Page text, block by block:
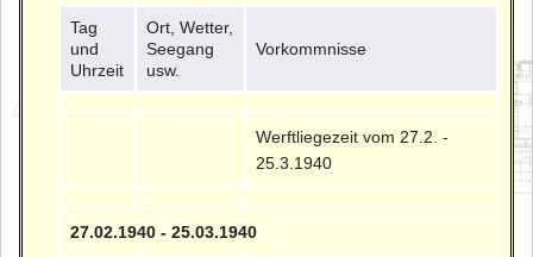
Tag
und
Uhrzeit
Ort, Wetter,
Seegang
usw.
Vorkommnisse
Werftliegezeit vom 27.2. -
25.3.1940
27.02.1940 - 25.03.1940